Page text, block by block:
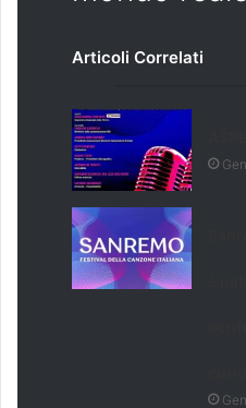
Articoli Correlati